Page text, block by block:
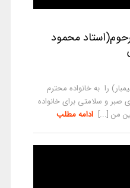
محمود
را به خانواده محترم
و سلامتی برای خانواده
من [...] ادامه مطلب